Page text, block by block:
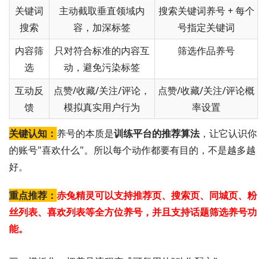
关键词
搜索
主动截取垂直领域内
容，加深标签
搜索关键词养号 + 每个
号指定关键词
内容筛
选
只对符合标准的内容互
动，避免污染标签
筛选作品养号
互动反
馈
点赞/收藏/关注/评论，
模拟真实用户行为
点赞/收藏/关注/评论概
率设置
关键认知： 养号的本质是训练平台的推荐算法，让它认识你
的账号"喜欢什么"。所以每个动作都要有目的，不是越多越
好。
重点推荐： 赤兔精灵可以支持推荐页、搜索页、同城页、粉
丝列表、喜欢列表等全方位养号，并且支持话题筛选养号功
能。